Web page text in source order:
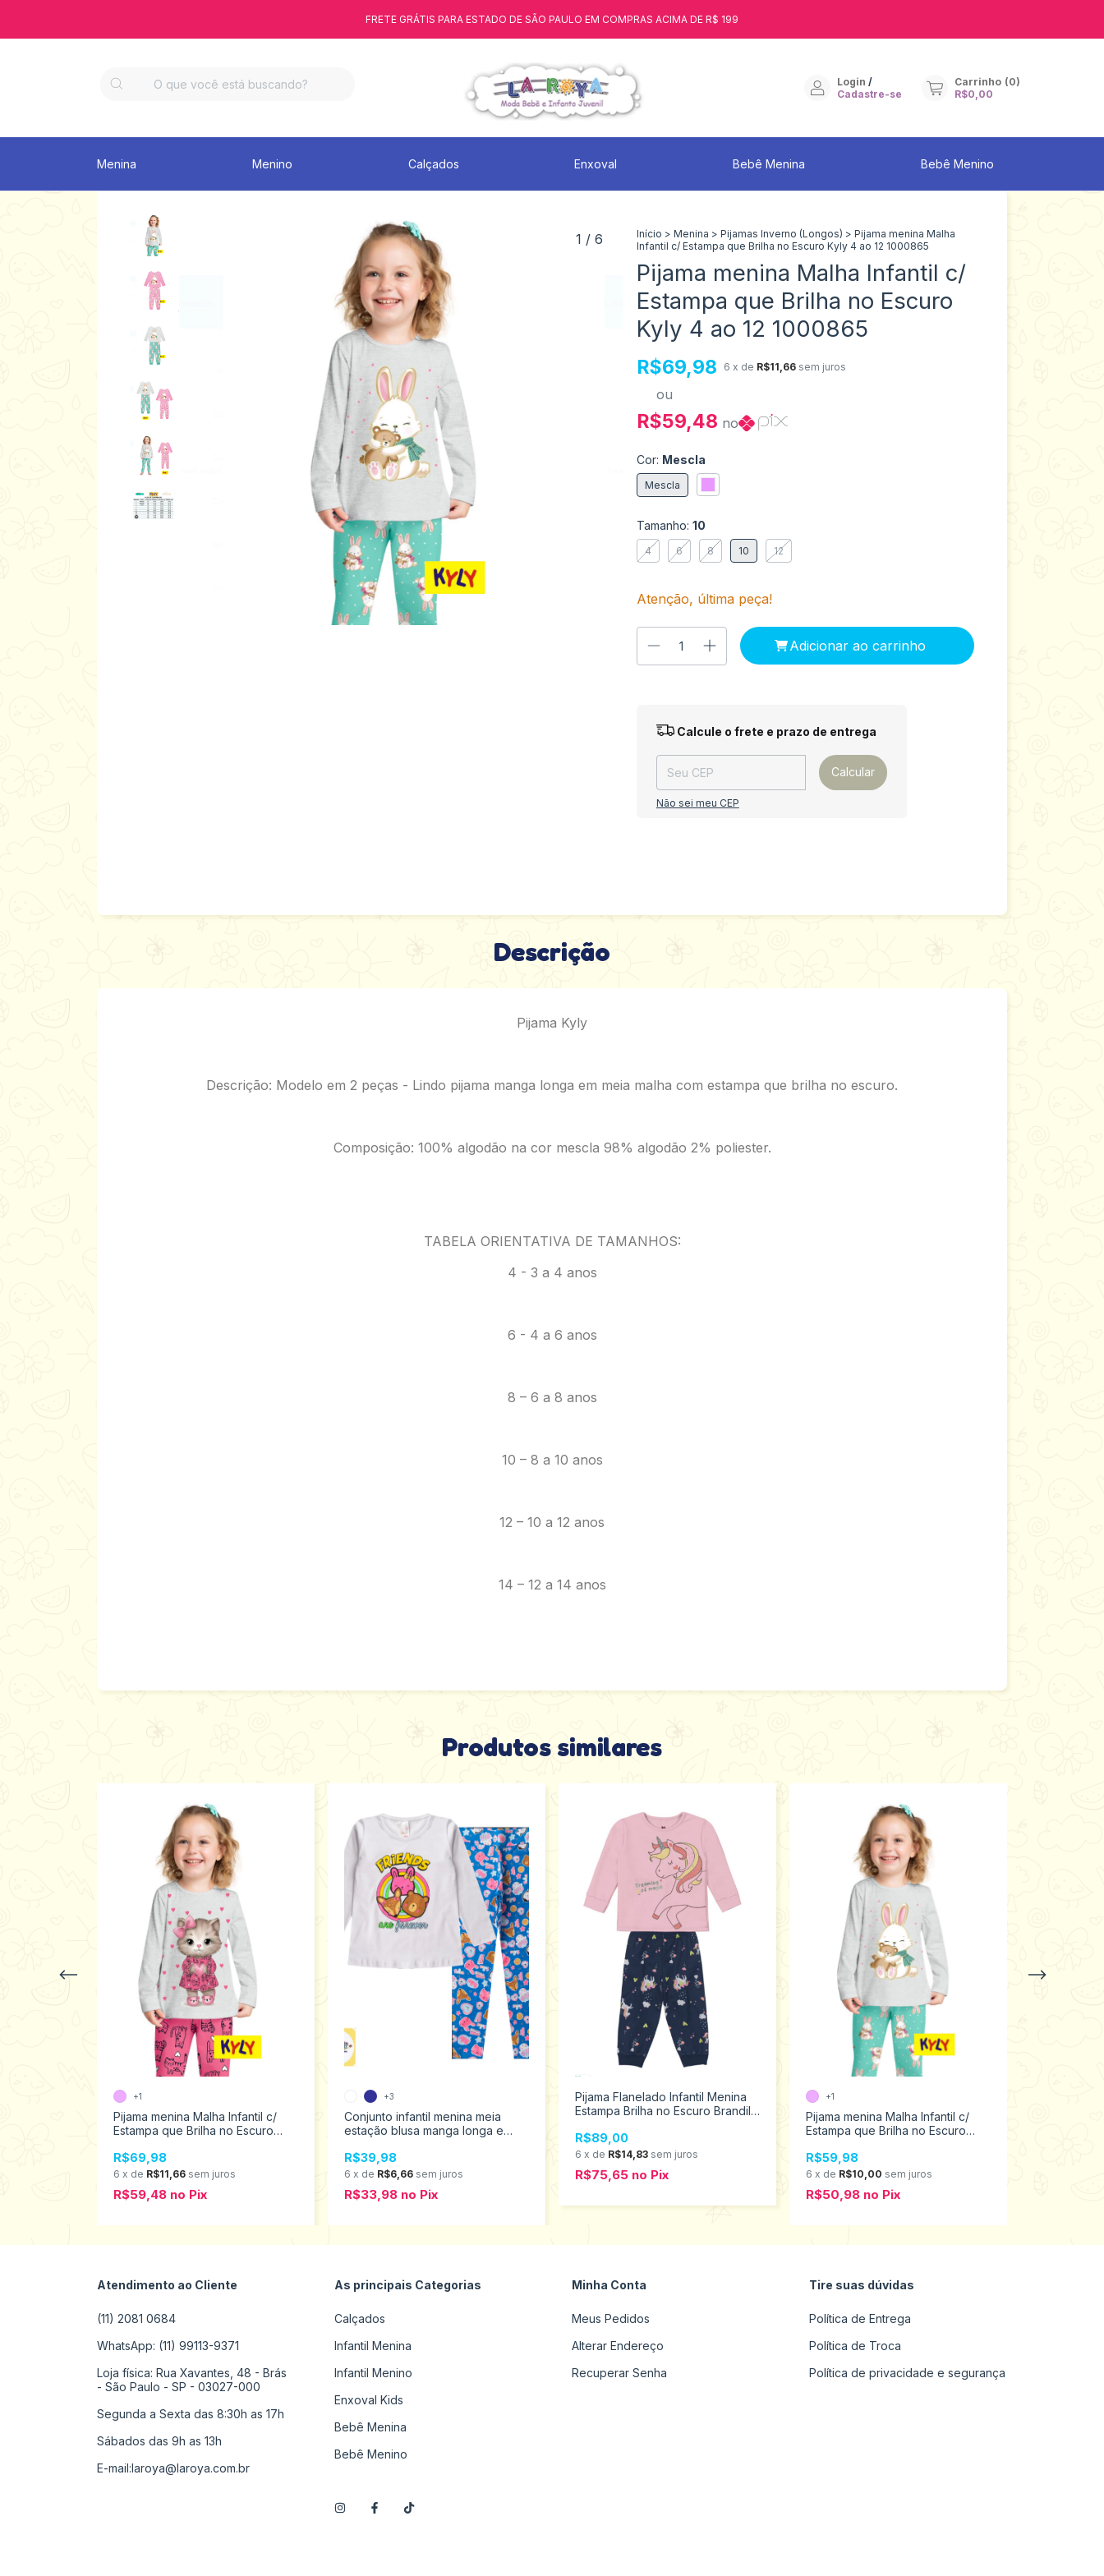
FRETE GRÁTIS PARA ESTADO DE SÃO PAULO EM COMPRAS ACIMA DE R$ 199
Login /
Cadastre-se
Carrinho (0)
R$0,00
Menina Menino Calçados Enxoval Bebê Menina Bebê Menino
1 / 6 Início > Menina > Pijamas Inverno (Longos) > Pijama menina Malha
Infantil c/ Estampa que Brilha no Escuro Kyly 4 ao 12 1000865
Pijama menina Malha Infantil c/
Estampa que Brilha no Escuro
Kyly 4 ao 12 1000865
R$69,98 6 x de R$11,66 sem juros
ou
R$59,48 no
Cor: Mescla
Mescla
Tamanho: 10
4 6 8 10 12
Atenção, última peça!
Entregas para o CEP: Alterar CEP
Calcule o frete e prazo de entrega
Calcular
Não sei meu CEP
Descrição
Pijama Kyly
Descrição: Modelo em 2 peças - Lindo pijama manga longa em meia malha com estampa que brilha no escuro.
Composição: 100% algodão na cor mescla 98% algodão 2% poliester.
TABELA ORIENTATIVA DE TAMANHOS:
4 - 3 a 4 anos
6 - 4 a 6 anos
8 – 6 a 8 anos
10 – 8 a 10 anos
12 – 10 a 12 anos
14 – 12 a 14 anos
Produtos similares
Pijama menina Malha Infantil c/
Estampa que Brilha no Escuro
R$69,98
6 x de R$11,66 sem juros
R$59,48 no Pix
+1
Conjunto infantil menina meia
estação blusa manga longa e
tamanho 1 ao 3 505
R$39,98
6 x de R$6,66 sem juros
R$33,98 no Pix
+3
Pijama Flanelado Infantil Menina
Estampa Brilha no Escuro Brandili
R$89,00
6 x de R$14,83 sem juros
R$75,65 no Pix
Pijama menina Malha Infantil c/
Estampa que Brilha no Escuro
R$59,98
6 x de R$10,00 sem juros
R$50,98 no Pix
+1
Atendimento ao Cliente
(11) 2081 0684
WhatsApp: (11) 99113-9371
Loja física: Rua Xavantes, 48 - Brás
- São Paulo - SP - 03027-000
Segunda a Sexta das 8:30h as 17h
Sábados das 9h as 13h
E-mail:laroya@laroya.com.br
As principais Categorias
Calçados
Infantil Menina
Infantil Menino
Enxoval Kids
Bebê Menina
Bebê Menino
Minha Conta
Meus Pedidos
Alterar Endereço
Recuperar Senha
Tire suas dúvidas
Política de Entrega
Política de Troca
Política de privacidade e segurança